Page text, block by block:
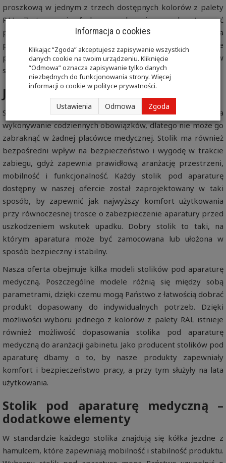
proszkową w jednym z trzech dostępnych kolorów z palety
RAL. Zastosowanie farby proszkowej pozwala otrzymać
powierzchnie odporne na korozję i substancje chemiczne, a
przy tym jest bezpieczne dla zdrowia, dlatego malowane
proszkowo stoliki pod aparaturę mogą być stosowane w
szpitalach.
Jaki stolik pod aparaturę wybrać?
Stolik pod aparaturę medyczną to produkt, który ułatwia
wykonywanie codziennych obowiązków, dlatego nie może go
zabraknąć w żadnej placówce medycznej. Stolik ma również
bezpośredni wpływ na bezpieczeństwo i wygodę w trakcie
zabiegu, gdyż zapewnia prawidłową aranżację przestrzeni,
mobilność i funkcjonalność. Każdy stolik pod aparaturę
dostępny w naszej ofercie został zaprojektowany w taki
sposób, by zapewnić jak najwyższy komfort użytkowania
przy równoczesnej trosce o zabezpieczenie aparatury przed
uszkodzeniem wskutek upadku. Dobry stolik to taki, na
którym aparatura może być zamocowana lub ułożona w
sposób bezpieczny i stabilny.
Nasza oferta obejmuje kilka modeli stolików pod aparaturę
medyczną. Poszczególne modele różnią się między sobą
parametrami, dzięki czemu mogą Państwo z łatwością dobrać
produkt dopasowany do indywidualnych potrzeb. Dzięki
możliwości wyboru jednego z kolorów z palety RAL istnieje
również możliwość dopasowania stolika pod aparaturę
medyczną do aranżacji gabinetu. Jako producent stolików pod
aparaturę dbamy o to, by nasze produkty zapewniały
komfort i bezpieczeństwo pracy, a przy tym służyły na lata
użytkowania.
Stolik pod aparaturę medyczną –
dodatkowe elementy
W standardzie każdego stolika znajdują się kółka jezdne z
hamulcem, które zapewniają mobilność i stabilność produktu.
Informacja o cookies
Klikając “Zgoda” akceptujesz zapisywanie wszystkich
danych cookie na twoim urządzeniu. Kliknięcie
“Odmowa” oznacza zapisywanie tylko danych
niezbędnych do funkcjonowania strony. Więcej
informacji o cookie wpolityce prywatności.
Ustawienia Odmowa Zgoda